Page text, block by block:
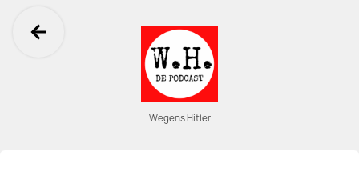
Ga terug
Wegens Hitler